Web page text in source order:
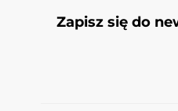
Zapisz się do